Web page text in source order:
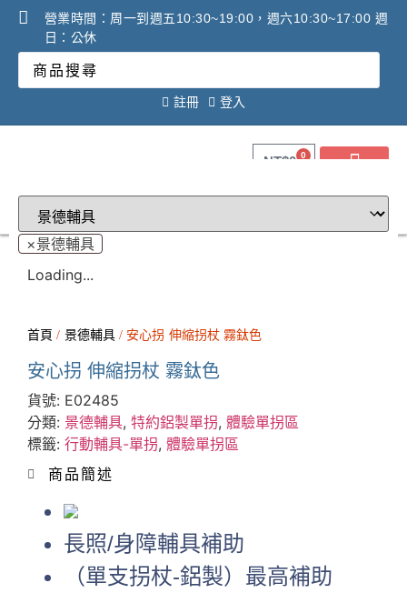
營業時間：周一到週五10:30~19:00，週六10:30~17:00 週
日：公休
註冊 登入
NT$0 0
×景德輔具
Loading...
首頁 / 景德輔具/ 安心拐 伸縮拐杖 霧鈦色
安心拐 伸縮拐杖 霧鈦色
貨號: E02485
分類: 景德輔具, 特約鋁製單拐, 體驗單拐區
標籤: 行動輔具-單拐, 體驗單拐區
商品簡述
長照/身障輔具補助
（單支拐杖-鋁製）最高補助